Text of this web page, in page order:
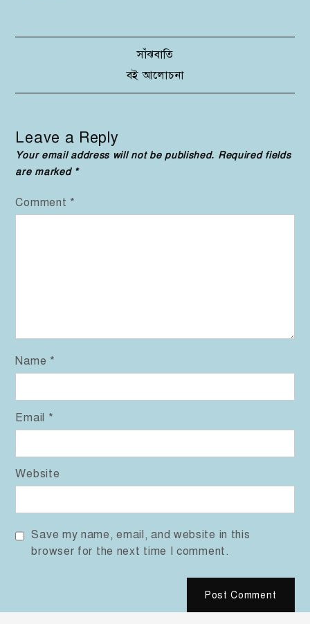
navigation
সাঁঝবাতি
বই আলোচনা
Leave a Reply
Your email address will not be published. Required fields
are marked *
Comment *
Name *
Email *
Website
Save my name, email, and website in this
browser for the next time I comment.